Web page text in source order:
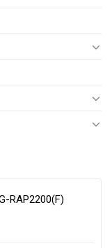
RAP2200(F)